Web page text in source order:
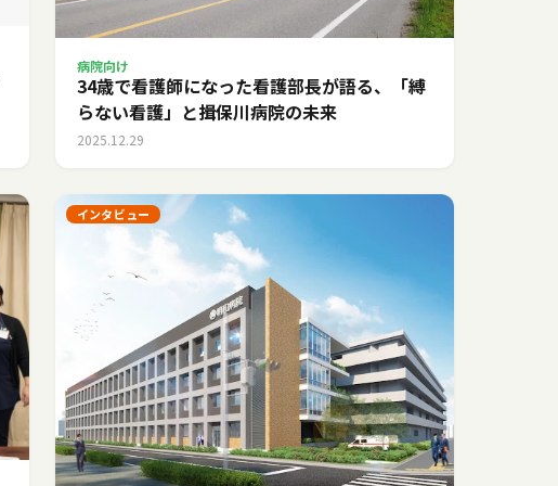
病院向け
34歳で看護師になった看護部長が語る、「縛
らない看護」と揖保川病院の未来
2025.12.29
インタビュー